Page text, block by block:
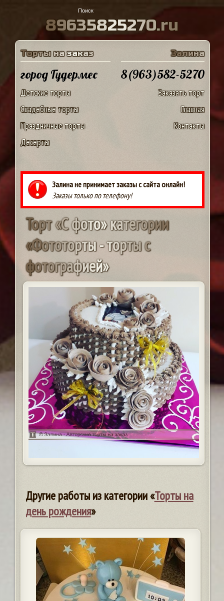
89635825270.ru
Торты на заказ
город Гудермес
Детские торты
Свадебные торты
Праздничные торты
Десерты
Залина
8(963)582-5270
Заказать торт
Главная
Контакты
Залина не принимает заказы с сайта онлайн!
Заказы только по телефону!
Торт«Сфото»категории
«Фототорты-тортыс
фотографией»
Другие работы из категории «Торты на
день рождения»